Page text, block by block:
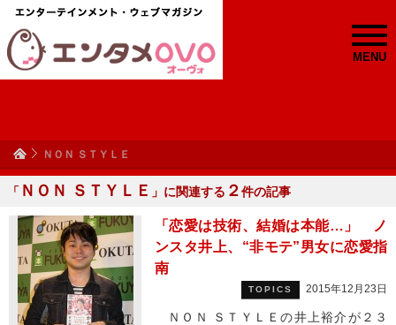
MENU
ＮＯＮ ＳＴＹＬＥ
「 ＮＯＮ ＳＴＹＬＥ 」に関連する ２件の記事
「恋愛は技術、結婚は本能…」 ノ
ンスタ井上、“非モテ”男女に恋愛指
南
TOPICS 2015年12月23日
ＮＯＮ ＳＴＹＬＥの井上裕介が２３